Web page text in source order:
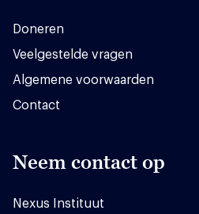
Doneren
Veelgestelde vragen
Algemene voorwaarden
Contact
Neem contact op
Nexus Instituut